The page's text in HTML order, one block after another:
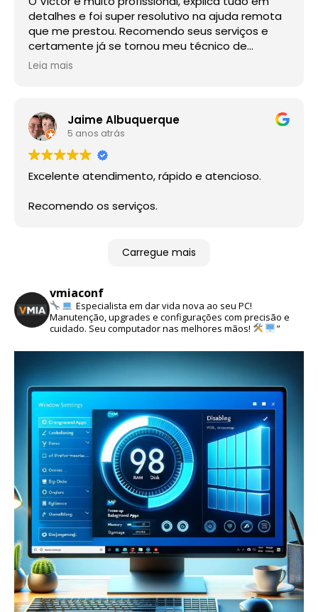
detalhes e foi super resolutivo na ajuda remota
que me prestou. Recomendo seus serviços e
certamente já se tornou meu técnico de
confiança para qualquer futura eventualidade.
Leia mais
Jaime Albuquerque
5 anos atrás
Excelente atendimento, rápido e atencioso.
Recomendo os serviços.
Carregue mais
vmiaconf
Especialista em dar vida nova ao seu PC!
Manutenção, upgrades e configurações com precisão e
cuidado. Seu computador nas melhores mãos!
”